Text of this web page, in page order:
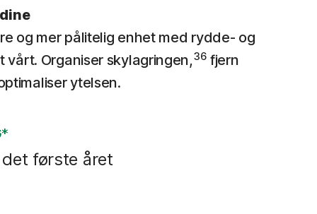
Kontoinformasjon
Betalingsinformasjon
og mer pålitelig enhet med rydde- og
vårt. Organiser skylagringen,36 fjern
ytelsen.
første året